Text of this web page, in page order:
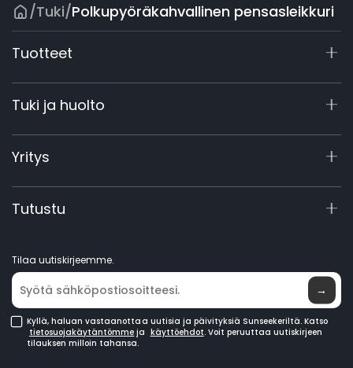
/Tuki/Polkupyöräkahvallinen pensasleikkuri
Tuotteet
X9 -sarja
X4
X3 Gen 2
60V kaupallinen
Lisävarusteet
Tuki ja huolto
Tukikeskus
Takuun rekisteröinti
Tuotekysely
Käsikirjat ja videot
Yritys
Tietoa yrityksestä
Elite Lab
Ostopisteet
Tutustu
Tilaa uutiskirjeemme.
→
Kyllä, haluan vastaanottaa uutisia ja päivityksiä Sunseekeriltä. Katso
tietosuojakäytäntömme ja käyttöehdot. Voit peruuttaa uutiskirjeen
tilauksen milloin tahansa.